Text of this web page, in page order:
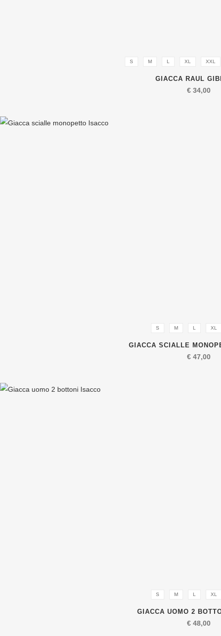
S M L XL XXL
GIACCA RAUL
€34,00
S M L XL
GIACCA SCIALLE
€47,00
S M L XL
GIACCA UOMO 2
€48,00